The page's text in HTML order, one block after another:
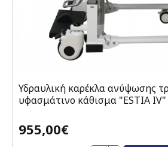
Υδραυλική καρέκλα ανύψωσης
υφασμάτινο κάθισμα "ESTIA IV"
955,00€